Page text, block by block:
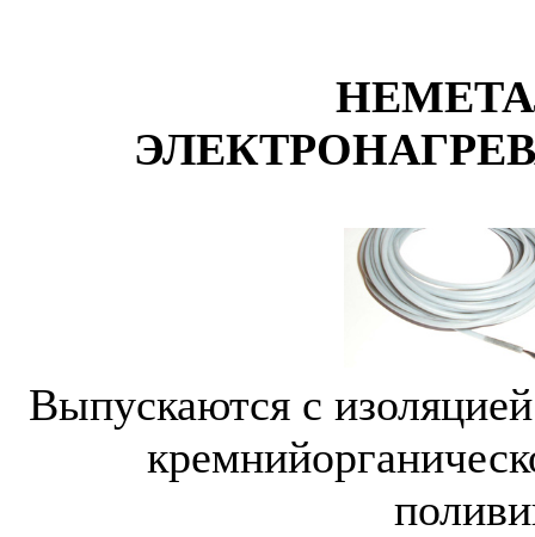
Выпускаются с